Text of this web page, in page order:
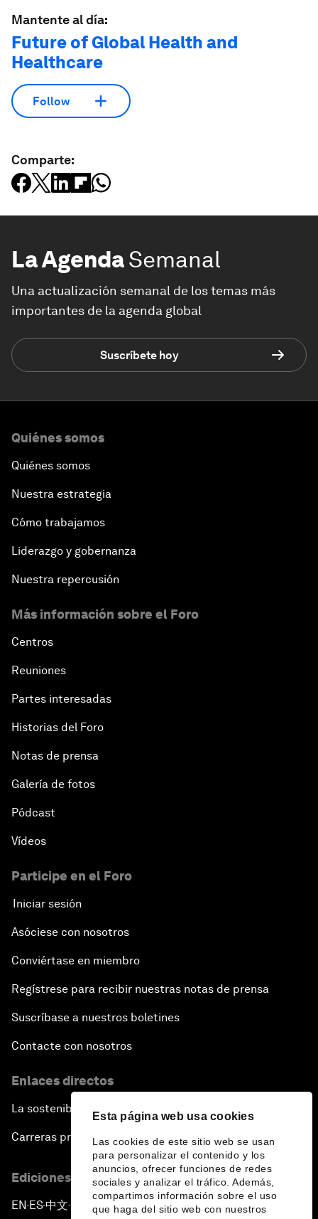
Esta página web usa cookies
Las cookies de este sitio web se usan
para personalizar el contenido y los
anuncios, ofrecer funciones de redes
sociales y analizar el tráfico. Además,
compartimos información sobre el uso
que haga del sitio web con nuestros
Mantente al día:
Future of Global Health and
Healthcare
Follow
Comparte:
La AgendaSemanal
Una actualización semanal de los temas más
importantes de la agenda global
Suscríbete hoy
Quiénes somos
Quiénes somos
Nuestra estrategia
Cómo trabajamos
Liderazgo y gobernanza
Nuestra repercusión
Más información sobre el Foro
Centros
Reuniones
Partes interesadas
Historias del Foro
Notas de prensa
Galería de fotos
Pódcast
Vídeos
Participe en el Foro
Iniciar sesión
Asóciese con nosotros
Conviértase en miembro
Regístrese para recibir nuestras notas de prensa
Suscríbase a nuestros boletines
Contacte con nosotros
Enlaces directos
La sostenibilidad en el Foro
Carreras profesionales
Ediciones en otros idiomas
EN ▪ES▪中文▪ 日本語